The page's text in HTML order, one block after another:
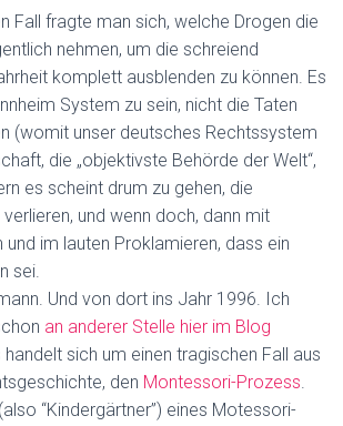
Fall fragte man sich, welche Drogen die
nehmen, um die schreiend
komplett ausblenden zu können. Es
System zu sein, nicht die Taten
(womit unser deutsches Rechtssystem
die „objektivste Behörde der Welt“,
es scheint drum zu gehen, die
und wenn doch, dann mit
und im lauten Proklamieren, dass ein
sei.
Und von dort ins Jahr 1996. Ich
an anderer Stelle hier im Blog
sich um einen tragischen Fall aus
den Montessori-Prozess.
“Kindergärtner”) eines Motessori-